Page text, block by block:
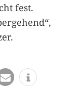
fest.